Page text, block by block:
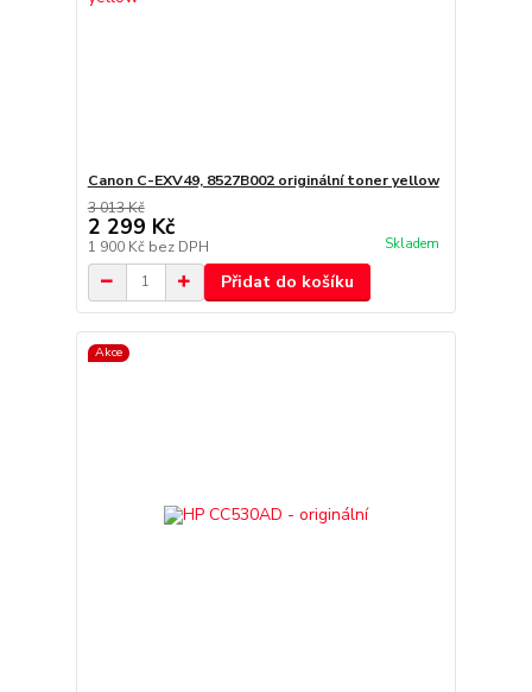
Canon C-EXV49, 8527B002 originální toner yellow
3 013 Kč
2 299 Kč
1 900 Kč bez DPH Skladem
Přidat do košíku
Akce